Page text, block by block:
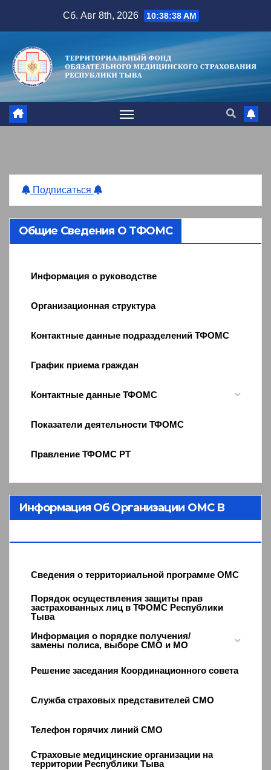
содержимому
Сб. Авг 8th, 2026 10:38:39 AM
Подписаться
Общие Сведения О ТФОМС
Информация о руководстве
Организационная структура
Контактные данные подразделений ТФОМС
График приема граждан
Контактные данные ТФОМС
Показатели деятельности ТФОМС
Правление ТФОМС РТ
Информация Об Организации ОМС В
Сведения о территориальной программе ОМС
Порядок осуществления защиты прав
застрахованных лиц в ТФОМС Республики
Тыва
Информация о порядке получения/
замены полиса, выборе СМО и МО
Решение заседания Координационного совета
Служба страховых представителей СМО
Телефон горячих линий СМО
Страховые медицинские организации на
территории Республики Тыва